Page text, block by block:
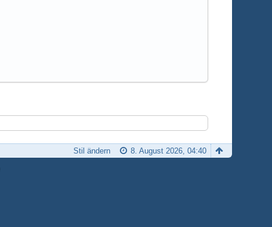
8. August 2026, 04:40
Stil ändern